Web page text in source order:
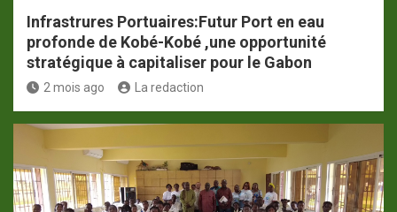
Infrastrures Portuaires:Futur Port en eau
profonde de Kobé-Kobé ,une opportunité
stratégique à capitaliser pour le Gabon
2 mois ago La redaction